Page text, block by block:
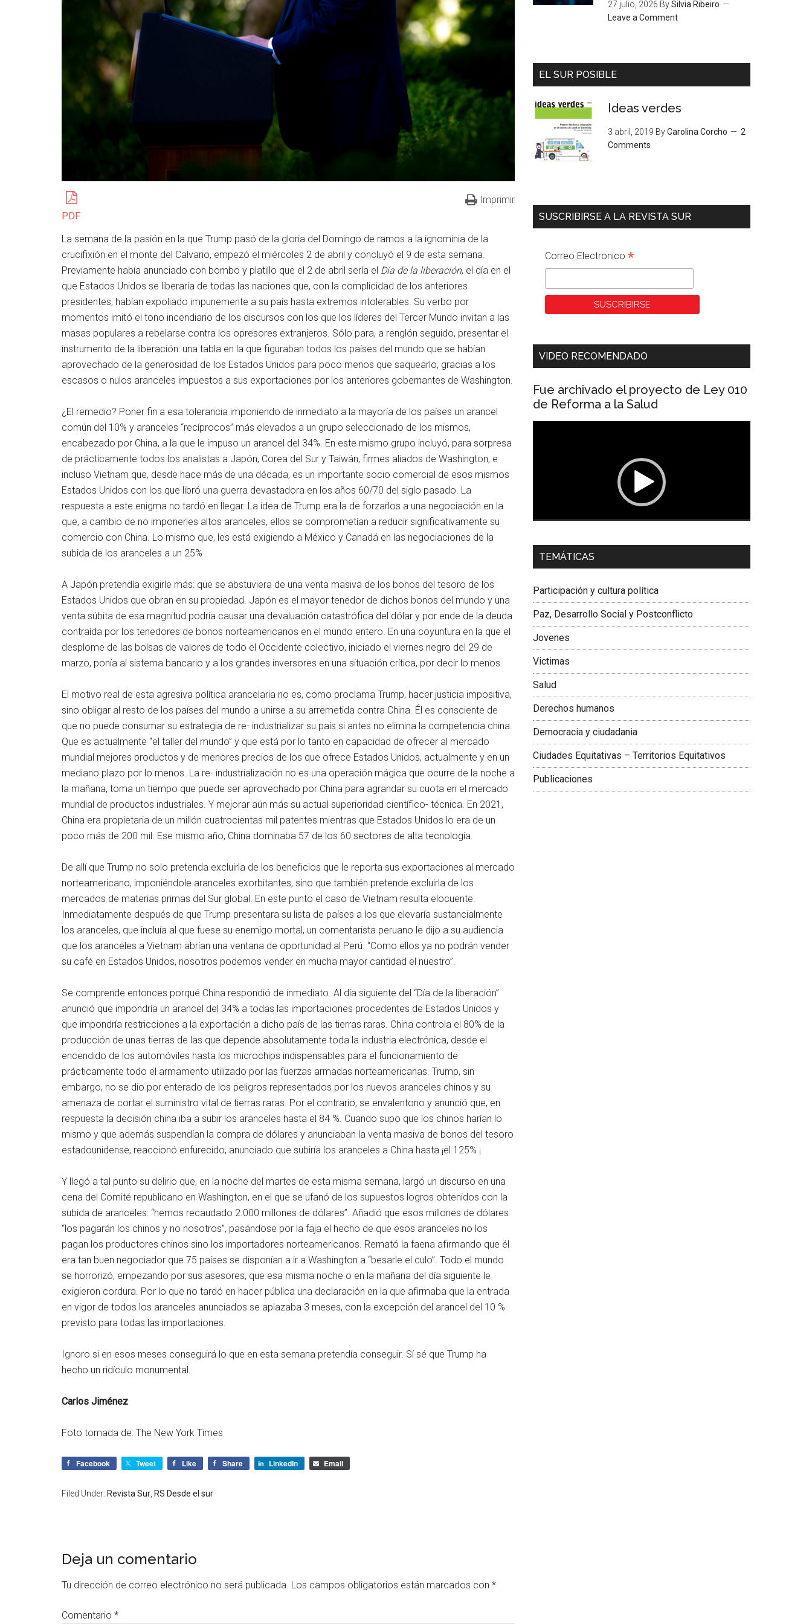
PDF
Imprimir
La semana de la pasión en la que Trump pasó de la gloria del Domingo de ramos a la ignominia de la
crucifixión en el monte del Calvario, empezó el miércoles 2 de abril y concluyó el 9 de esta semana.
Previamente había anunciado con bombo y platillo que el 2 de abril sería el Día de la liberación, el día en el
que Estados Unidos se liberaría de todas las naciones que, con la complicidad de los anteriores
presidentes, habían expoliado impunemente a su país hasta extremos intolerables. Su verbo por
momentos imitó el tono incendiario de los discursos con los que los líderes del Tercer Mundo invitan a las
masas populares a rebelarse contra los opresores extranjeros. Sólo para, a renglón seguido, presentar el
instrumento de la liberación: una tabla en la que figuraban todos los países del mundo que se habían
aprovechado de la generosidad de los Estados Unidos para poco menos que saquearlo, gracias a los
escasos o nulos aranceles impuestos a sus exportaciones por los anteriores gobernantes de Washington.
¿El remedio? Poner fin a esa tolerancia imponiendo de inmediato a la mayoría de los países un arancel
común del 10% y aranceles “recíprocos” más elevados a un grupo seleccionado de los mismos,
encabezado por China, a la que le impuso un arancel del 34%. En este mismo grupo incluyó, para sorpresa
de prácticamente todos los analistas a Japón, Corea del Sur y Taiwán, firmes aliados de Washington, e
incluso Vietnam que, desde hace más de una década, es un importante socio comercial de esos mismos
Estados Unidos con los que libró una guerra devastadora en los años 60/70 del siglo pasado. La
respuesta a este enigma no tardó en llegar. La idea de Trump era la de forzarlos a una negociación en la
que, a cambio de no imponerles altos aranceles, ellos se comprometían a reducir significativamente su
comercio con China. Lo mismo que, les está exigiendo a México y Canadá en las negociaciones de la
subida de los aranceles a un 25%
A Japón pretendía exigirle más: que se abstuviera de una venta masiva de los bonos del tesoro de los
Estados Unidos que obran en su propiedad. Japón es el mayor tenedor de dichos bonos del mundo y una
venta súbita de esa magnitud podría causar una devaluación catastrófica del dólar y por ende de la deuda
contraída por los tenedores de bonos norteamericanos en el mundo entero. En una coyuntura en la que el
desplome de las bolsas de valores de todo el Occidente colectivo, iniciado el viernes negro del 29 de
marzo, ponía al sistema bancario y a los grandes inversores en una situación crítica, por decir lo menos.
El motivo real de esta agresiva política arancelaria no es, como proclama Trump, hacer justicia impositiva,
sino obligar al resto de los países del mundo a unirse a su arremetida contra China. Él es consciente de
que no puede consumar su estrategia de re- industrializar su país si antes no elimina la competencia china.
Que es actualmente “el taller del mundo” y que está por lo tanto en capacidad de ofrecer al mercado
mundial mejores productos y de menores precios de los que ofrece Estados Unidos, actualmente y en un
mediano plazo por lo menos. La re- industrialización no es una operación mágica que ocurre de la noche a
la mañana, toma un tiempo que puede ser aprovechado por China para agrandar su cuota en el mercado
mundial de productos industriales. Y mejorar aún más su actual superioridad científico- técnica. En 2021,
China era propietaria de un millón cuatrocientas mil patentes mientras que Estados Unidos lo era de un
poco más de 200 mil. Ese mismo año, China dominaba 57 de los 60 sectores de alta tecnología.
De allí que Trump no solo pretenda excluirla de los beneficios que le reporta sus exportaciones al mercado
norteamericano, imponiéndole aranceles exorbitantes, sino que también pretende excluirla de los
mercados de materias primas del Sur global. En este punto el caso de Vietnam resulta elocuente.
Inmediatamente después de que Trump presentara su lista de países a los que elevaría sustancialmente
los aranceles, que incluía al que fuese su enemigo mortal, un comentarista peruano le dijo a su audiencia
que los aranceles a Vietnam abrían una ventana de oportunidad al Perú. “Como ellos ya no podrán vender
su café en Estados Unidos, nosotros podemos vender en mucha mayor cantidad el nuestro”.
Se comprende entonces porqué China respondió de inmediato. Al día siguiente del “Día de la liberación”
anunció que impondría un arancel del 34% a todas las importaciones procedentes de Estados Unidos y
que impondría restricciones a la exportación a dicho país de las tierras raras. China controla el 80% de la
producción de unas tierras de las que depende absolutamente toda la industria electrónica, desde el
encendido de los automóviles hasta los microchips indispensables para el funcionamiento de
prácticamente todo el armamento utilizado por las fuerzas armadas norteamericanas. Trump, sin
embargo, no se dio por enterado de los peligros representados por los nuevos aranceles chinos y su
amenaza de cortar el suministro vital de tierras raras. Por el contrario, se envalentono y anunció que, en
respuesta la decisión china iba a subir los aranceles hasta el 84 %. Cuando supo que los chinos harían lo
mismo y que además suspendían la compra de dólares y anunciaban la venta masiva de bonos del tesoro
estadounidense, reaccionó enfurecido, anunciado que subiría los aranceles a China hasta ¡el 125% ¡
Y llegó a tal punto su delirio que, en la noche del martes de esta misma semana, largó un discurso en una
cena del Comité republicano en Washington, en el que se ufanó de los supuestos logros obtenidos con la
subida de aranceles: “hemos recaudado 2.000 millones de dólares”. Añadió que esos millones de dólares
“los pagarán los chinos y no nosotros”, pasándose por la faja el hecho de que esos aranceles no los
pagan los productores chinos sino los importadores norteamericanos. Remató la faena afirmando que él
era tan buen negociador que 75 países se disponían a ir a Washington a “besarle el culo”. Todo el mundo
se horrorizó, empezando por sus asesores, que esa misma noche o en la mañana del día siguiente le
exigieron cordura. Por lo que no tardó en hacer pública una declaración en la que afirmaba que la entrada
en vigor de todos los aranceles anunciados se aplazaba 3 meses, con la excepción del arancel del 10 %
previsto para todas las importaciones.
Ignoro si en esos meses conseguirá lo que en esta semana pretendía conseguir. Sí sé que Trump ha
hecho un ridículo monumental.
Carlos Jiménez
Foto tomada de: The New York Times
Facebook Tweet Like Share LinkedIn Email
Filed Under: Revista Sur RS Desde el sur
Deja un comentario
Tu dirección de correo electrónico no será publicada. Los campos obligatorios están marcados con *
Comentario *
27 julio, 2026 BySilvia Ribeiro
Leave a Comment
EL SUR POSIBLE
Ideas verdes
3 abril, 2019 ByCarolina Corcho
2
Comments
SUSCRIBIRSE A LA REVISTA SUR
Correo Electronico *
VIDEO RECOMENDADO
Fue archivado el proyecto de Ley 010
de Reforma a la Salud
Dra. Carolina Corcho Mejía,
Latinoamericana Sur, Vicepresidenta Federación
TEMÁTICAS
Participación y cultura política
Paz, Desarrollo Social y Postconflicto
Jovenes
Victimas
Salud
Derechos humanos
Democracia y ciudadania
Ciudades Equitativas – Territorios Equitativos
Publicaciones